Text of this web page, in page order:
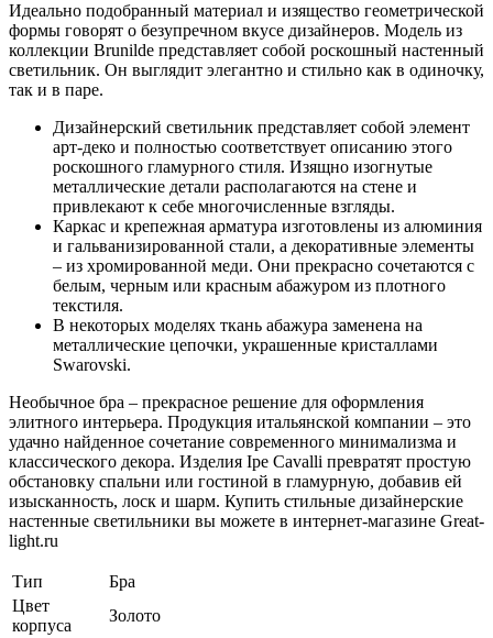
Идеально подобранный материал и изящество геометрической
формы говорят о безупречном вкусе дизайнеров. Модель из
коллекции Brunilde представляет собой роскошный настенный
светильник. Он выглядит элегантно и стильно как в одиночку,
так и в паре.
Дизайнерский светильник представляет собой элемент
арт-деко и полностью соответствует описанию этого
роскошного гламурного стиля. Изящно изогнутые
металлические детали располагаются на стене и
привлекают к себе многочисленные взгляды.
Каркас и крепежная арматура изготовлены из алюминия
и гальванизированной стали, а декоративные элементы
– из хромированной меди. Они прекрасно сочетаются с
белым, черным или красным абажуром из плотного
текстиля.
В некоторых моделях ткань абажура заменена на
металлические цепочки, украшенные кристаллами
Swarovski.
Необычное бра – прекрасное решение для оформления
элитного интерьера. Продукция итальянской компании – это
удачно найденное сочетание современного минимализма и
классического декора. Изделия Ipe Cavalli превратят простую
обстановку спальни или гостиной в гламурную, добавив ей
изысканность, лоск и шарм. Купить стильные дизайнерские
настенные светильники вы можете в интернет-магазине Great-
light.ru
Тип
Бра
Цвет
корпуса
Золото